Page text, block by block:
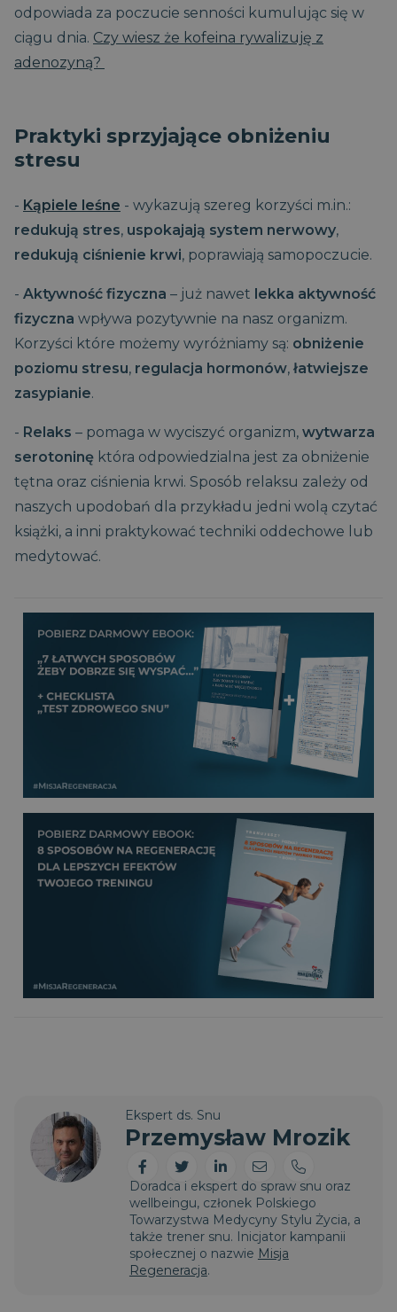
odpowiada za poczucie senności kumulując się w
ciągu dnia. Czy wiesz że kofeina rywalizuję z
adenozyną?
Praktyki sprzyjające obniżeniu
stresu
- Kąpiele leśne - wykazują szereg korzyści m.in.:
redukują stres, uspokajają system nerwowy,
redukują ciśnienie krwi, poprawiają samopoczucie.
- Aktywność fizyczna – już nawet lekka aktywność
fizyczna wpływa pozytywnie na nasz organizm.
Korzyści które możemy wyróżniamy są: obniżenie
poziomu stresu, regulacja hormonów, łatwiejsze
zasypianie.
- Relaks – pomaga w wyciszyć organizm, wytwarza
serotoninę która odpowiedzialna jest za obniżenie
tętna oraz ciśnienia krwi. Sposób relaksu zależy od
naszych upodobań dla przykładu jedni wolą czytać
książki, a inni praktykować techniki oddechowe lub
medytować.
Ekspert ds. Snu
Przemysław Mrozik
Doradca i ekspert do spraw snu oraz
wellbeingu, członek Polskiego
Towarzystwa Medycyny Stylu Życia, a
także trener snu. Inicjator kampanii
społecznej o nazwie Misja
Regeneracja.